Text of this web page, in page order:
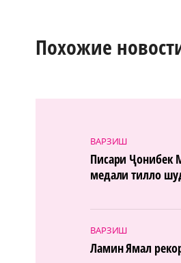
Похожие
ВАРЗИШ
Писари Ҷонибек
медали тилло
ВАРЗИШ
Ламин Ямал